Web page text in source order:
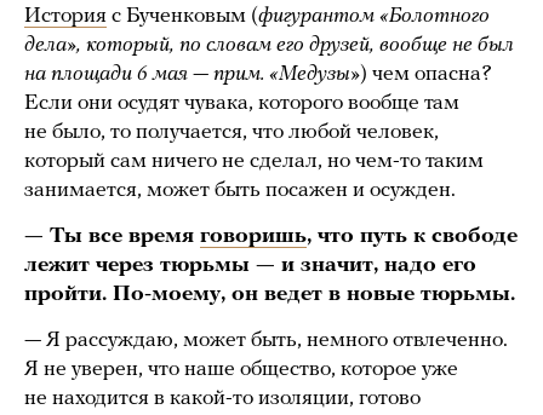
История с Бученковым (фигурантом «Болотного
дела», который, по словам его друзей, вообще не был
на площади 6 мая — прим. «Медузы») чем опасна?
Если они осудят чувака, которого вообще там
не было, то получается, что любой человек,
который сам ничего не сделал, но чем-то таким
занимается, может быть посажен и осужден.
— Ты все время говоришь, что путь к свободе
лежит через тюрьмы — и значит, надо его
пройти. По-моему, он ведет в новые тюрьмы.
— Я рассуждаю, может быть, немного отвлеченно.
Я не уверен, что наше общество, которое уже
не находится в какой-то изоляции, готово